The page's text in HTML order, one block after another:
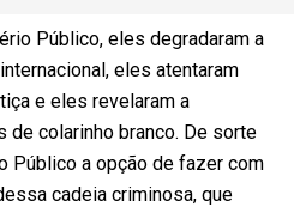
Público, eles degradaram a
eles atentaram
e eles revelaram a
de colarinho branco. De sorte
Público a opção de fazer com
cadeia criminosa, que